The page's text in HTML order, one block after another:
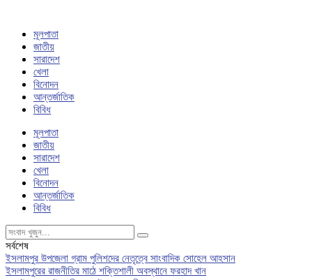
মূলপাতা
জাতীয়
সারাদেশ
খেলা
বিনোদন
আন্তর্জাতিক
বিবিধ
মূলপাতা
জাতীয়
সারাদেশ
খেলা
বিনোদন
আন্তর্জাতিক
বিবিধ
সর্বশেষ
ইসলামপুর উপজেলা গ্রাম পুলিশদের নেতৃত্বে সাংবাদিক সোহেল আহসান
ইসলামপুরের রাজনীতির মাঠে শক্তিশালী অবস্থানে ফরহাদ খান